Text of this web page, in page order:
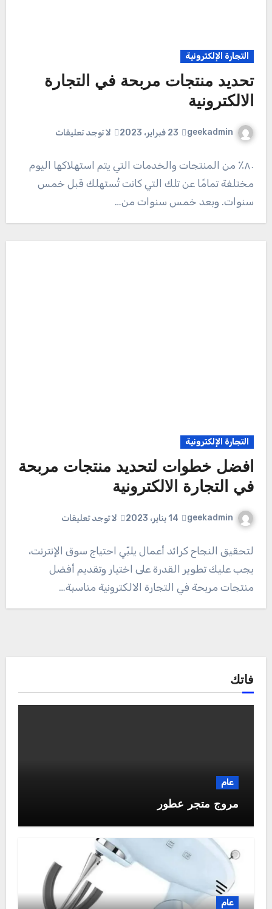
التجارة الإلكترونية
تحديد منتجات مربحة في التجارة
الالكترونية
geekadmin 23 فبراير، 2023 لا توجد تعليقات
٨٠٪ من المنتجات والخدمات التي يتم استهلاكها اليوم
مختلفة تمامًا عن تلك التي كانت تُستهلك قبل خمس
سنوات. وبعد خمس سنوات من…
التجارة الإلكترونية
افضل خطوات لتحديد منتجات مربحة
في التجارة الالكترونية
geekadmin 14 يناير، 2023 لا توجد تعليقات
لتحقيق النجاح كرائد أعمال يلبّي احتياج سوق الإنترنت،
يجب عليك تطوير القدرة على اختيار وتقديم أفضل
منتجات مربحة في التجارة الالكترونية مناسبة…
فاتك
عام
مروج متجر عطور
عام